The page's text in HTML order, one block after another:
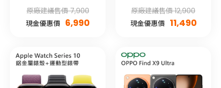
原廠建議售價 7,900
現金優惠價 6,990
原廠建議售價 12,900
現金優惠價 11,490